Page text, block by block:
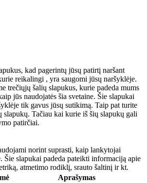
kad pagerintų jūsų patirtį naršant
reikalingi , yra saugomi jūsų naršyklėje.
trečiųjų šalių slapukus, kurie padeda mums
jūs naudojatės šia svetaine. Šie slapukai
tik gavus jūsų sutikimą. Taip pat turite
slapukų. Tačiau kai kurie iš šių slapukų gali
patirčiai.
norint suprasti, kaip lankytojai
Šie slapukai padeda pateikti informaciją apie
atmetimo rodiklį, srauto šaltinį ir kt.
Aprašymas